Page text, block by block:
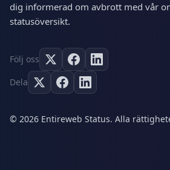
dig informerad om avbrott med vår
statusöversikt.
Följ oss
Dela
© 2026 Entireweb Status. Alla